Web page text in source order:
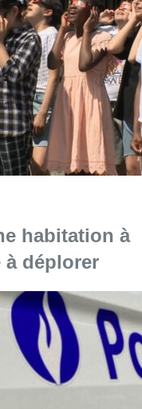
habitation à
à déplorer
devant une
mer et